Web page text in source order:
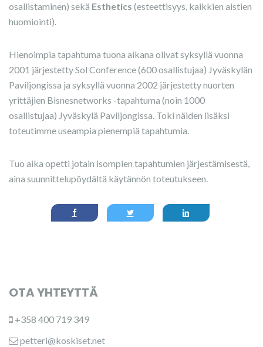
osallistaminen) sekä Esthetics (esteettisyys, kaikkien aistien
huomiointi).
Hienoimpia tapahtuma tuona aikana olivat syksyllä vuonna
2001 järjestetty Sol Conference (600 osallistujaa) Jyväskylän
Paviljongissa ja syksyllä vuonna 2002 järjestetty nuorten
yrittäjien Bisnesnetworks -tapahtuma (noin 1000
osallistujaa) Jyväskylä Paviljongissa. Toki näiden lisäksi
toteutimme useampia pienempiä tapahtumia.
Tuo aika opetti jotain isompien tapahtumien järjestämisestä,
aina suunnittelupöydältä käytännön toteutukseen.
OTA YHTEYTTÄ
+358 400 719 349
petteri@koskiset.net